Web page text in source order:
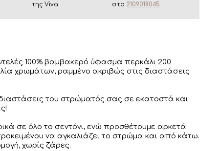
της Viva
στο 2109018045
100% βαμβακερό ύφασμα περκάλι 200
χρωμάτων, ραμμένο ακριβώς στις διαστάσεις
του στρώματός σας σε εκατοστά και
σε όλο το σεντόνι, ενώ προσθέτουμε αρκετά
να αγκαλιάζει το στρώμα και από κάτω.
χωρίς ζάρες.